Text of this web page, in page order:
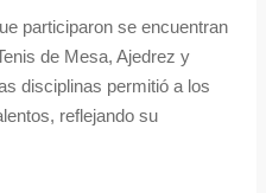
participaron se encuentran
de Mesa, Ajedrez y
disciplinas permitió a los
reflejando su